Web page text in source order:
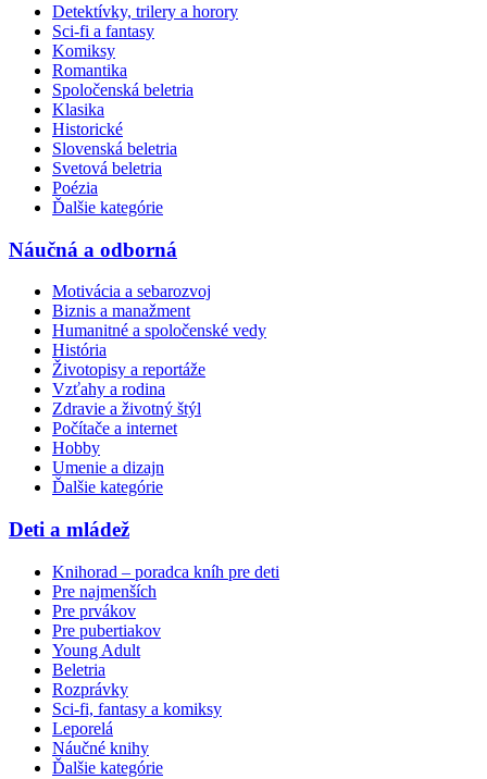
Detektívky, trilery a horory
Sci-fi a fantasy
Komiksy
Romantika
Spoločenská beletria
Klasika
Historické
Slovenská beletria
Svetová beletria
Poézia
Ďalšie kategórie
Náučná a odborná
Motivácia a sebarozvoj
Biznis a manažment
Humanitné a spoločenské vedy
História
Životopisy a reportáže
Vzťahy a rodina
Zdravie a životný štýl
Počítače a internet
Hobby
Umenie a dizajn
Ďalšie kategórie
Deti a mládež
Knihorad – poradca kníh pre deti
Pre najmenších
Pre prvákov
Pre pubertiakov
Young Adult
Beletria
Rozprávky
Sci-fi, fantasy a komiksy
Leporelá
Náučné knihy
Ďalšie kategórie